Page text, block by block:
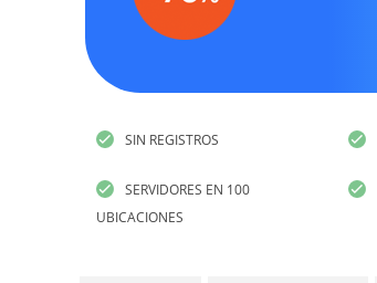
SIN REGISTROS
SERVIDORES EN 100
UBICACIONES